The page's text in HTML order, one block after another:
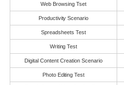
Web Browsing Tset
Productivity Scenario
Spreadsheets Test
Writing Test
Digital Content Creation Scenario
Photo Editing Test